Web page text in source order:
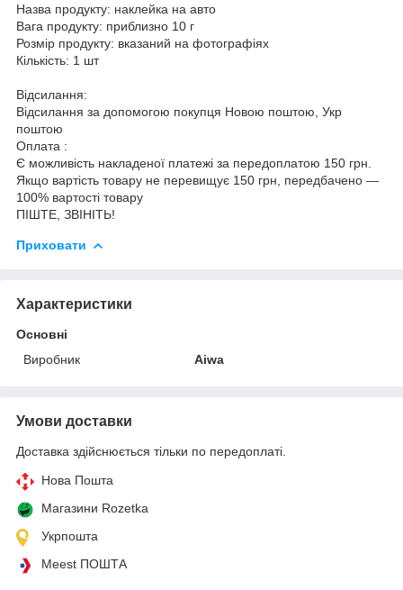
Назва продукту: наклейка на авто
Вага продукту: приблизно 10 г
Розмір продукту: вказаний на фотографіях
Кількість: 1 шт
Відсилання:
Відсилання за допомогою покупця Новою поштою, Укр
поштою
Оплата :
Є можливість накладеної платежі за передоплатою 150 грн.
Якщо вартість товару не перевищує 150 грн, передбачено —
100% вартості товару
ПІШТЕ, ЗВІНІТЬ!
Приховати
Характеристики
Основні
Виробник
Aiwa
Умови доставки
Доставка здійснюється тільки по передоплаті.
Нова Пошта
Магазини Rozetka
Укрпошта
Meest ПОШТА